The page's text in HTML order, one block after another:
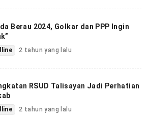
Berau 2024, Golkar dan PPP Ingin
2 tahun yang lalu
RSUD Talisayan Jadi Perhatian
2 tahun yang lalu